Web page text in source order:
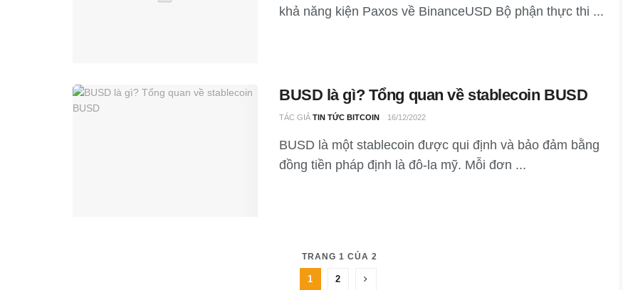
khả năng kiện Paxos về BinanceUSD Bộ phận thực thi ...
BUSD là gì? Tổng quan về stablecoin BUSD
TÁC GIẢ TIN TỨC BITCOIN 16/12/2022
BUSD là một stablecoin được qui định và bảo đảm bằng
đồng tiền pháp định là đô-la mỹ. Mỗi đơn ...
TRANG 1 CỦA 2
1 2